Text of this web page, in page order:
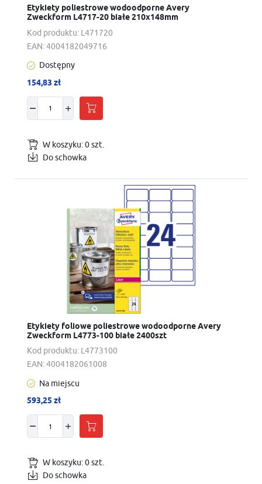
Kod produktu: L471720
Etykiety poliestrowe wodoodporne Avery
Zweckform L4717-20 białe 210x148mm
EAN:4004182049716
Dostępny
154,83 zł
W koszyku:0szt.
Do schowka
Kod produktu: L4773100
Etykiety foliowe poliestrowe wodoodporne Avery
Zweckform L4773-100 białe 2400szt
EAN:4004182061008
Na miejscu
593,25 zł
W koszyku:0szt.
Do schowka